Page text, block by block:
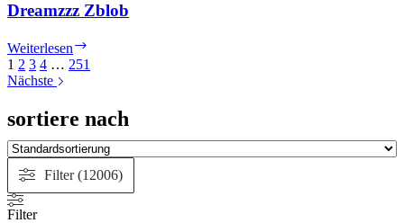
Dreamzzz Zblob
Weiterlesen
1 2 3 4 … 251
Nächste
sortiere nach
Filter (12006)
Filter